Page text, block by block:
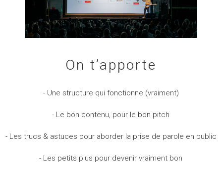
On t’apporte
- Une structure qui fonctionne (vraiment)
- Le bon contenu, pour le bon pitch
- Les trucs & astuces pour aborder la prise de parole en public
- Les petits plus pour devenir vraiment bon